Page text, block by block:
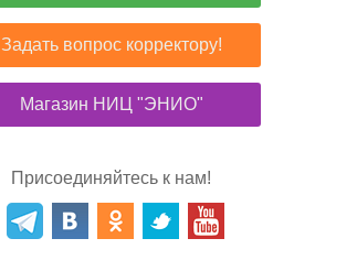
Задать вопрос корректору!
Магазин НИЦ "ЭНИО"
Присоединяйтесь к нам!